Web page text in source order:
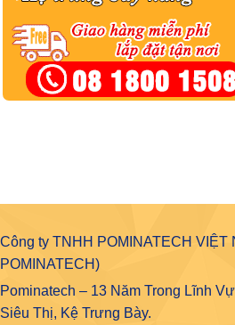
Công ty TNHH POMINATECH VIỆT
POMINATECH)
Pominatech – 13 Năm Trong Lĩnh
Siêu Thị, Kệ Trưng Bày.